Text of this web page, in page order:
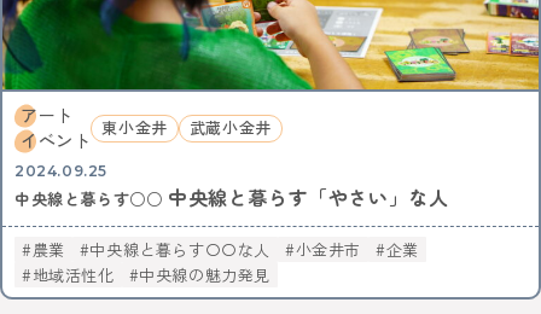
アート
イベント
東小金井 武蔵小金井
2024.09.25
中央線と暮らす○○ 中央線と暮らす「やさい」な人
農業 中央線と暮らす〇〇な人 小金井市
企業
地域活性化
中央線の魅力発見